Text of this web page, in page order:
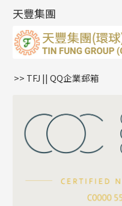
公司名稱
雙十字鏈系列
水波鏈系列
蛇骨鏈系列
鏈尾系列
嘴唇鏈系列
S車花鏈系列
珍珠鏈系列
坦克鏈系列
滿天星鏈系列
方假繩鏈系列
耳環扣系列
耳綫/耳鈎系列
耳環爪頭
耳環
字母吊墜
相盒吊墜
項鏈吊墜
生肖吊墜
星座吊墜
珠扣
天豐集團
>> TFJ || QQ企業郵箱